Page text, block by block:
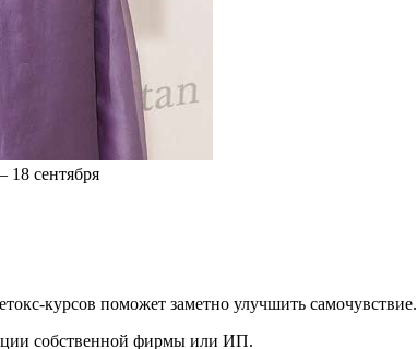
18 сентября
курсов поможет заметно улучшить самочувствие.
собственной фирмы или ИП.